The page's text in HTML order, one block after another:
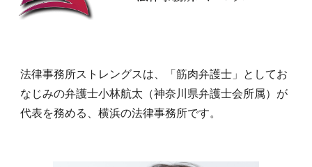
法律事務所ストレングスは、「筋肉弁護士」としてお
なじみの弁護士小林航太（神奈川県弁護士会所属）が
代表を務める、横浜の法律事務所です。